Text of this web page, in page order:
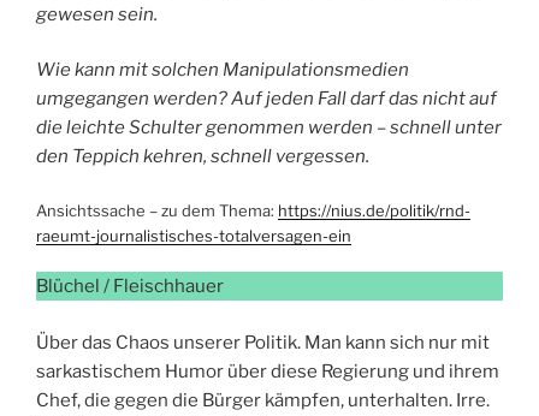
gewesen sein.
Wie kann mit solchen Manipulationsmedien
umgegangen werden? Auf jeden Fall darf das nicht auf
die leichte Schulter genommen werden – schnell unter
den Teppich kehren, schnell vergessen.
Ansichtssache – zu dem Thema: https://nius.de/politik/rnd-
raeumt-journalistisches-totalversagen-ein
Blüchel / Fleischhauer
Über das Chaos unserer Politik. Man kann sich nur mit
sarkastischem Humor über diese Regierung und ihrem
Chef, die gegen die Bürger kämpfen, unterhalten. Irre.